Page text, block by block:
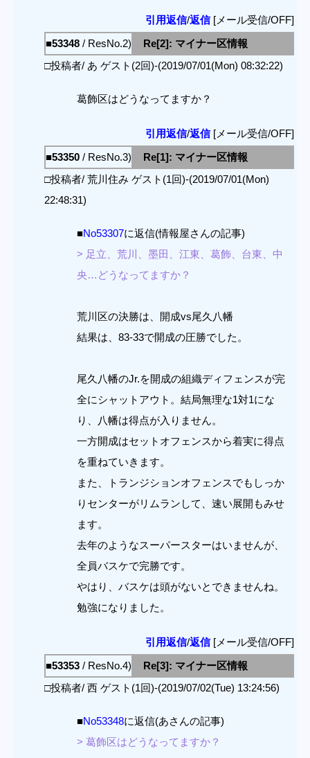
引用返信/返信[メール受信/OFF]
■53348 / ResNo.2)
Re[2]: マイナー区情報
□投稿者/ あ ゲスト(2回)-(2019/07/01(Mon) 08:32:22)
葛飾区はどうなってますか？
引用返信/返信[メール受信/OFF]
■53350 / ResNo.3)
Re[1]: マイナー区情報
□投稿者/ 荒川住み ゲスト(1回)-(2019/07/01(Mon)
22:48:31)
■No53307に返信(情報屋さんの記事)
> 足立、荒川、墨田、江東、葛飾、台東、中
央…どうなってますか？
荒川区の決勝は、開成vs尾久八幡
結果は、83-33で開成の圧勝でした。
尾久八幡のJr.を開成の組織ディフェンスが完
全にシャットアウト。結局無理な1対1にな
り、八幡は得点が入りません。
一方開成はセットオフェンスから着実に得点
を重ねていきます。
また、トランジションオフェンスでもしっか
りセンターがリムランして、速い展開もみせ
ます。
去年のようなスーパースターはいませんが、
全員バスケで完勝です。
やはり、バスケは頭がないとできませんね。
勉強になりました。
引用返信/返信[メール受信/OFF]
■53353 / ResNo.4)
Re[3]: マイナー区情報
□投稿者/ 西 ゲスト(1回)-(2019/07/02(Tue) 13:24:56)
■No53348に返信(あさんの記事)
> 葛飾区はどうなってますか？